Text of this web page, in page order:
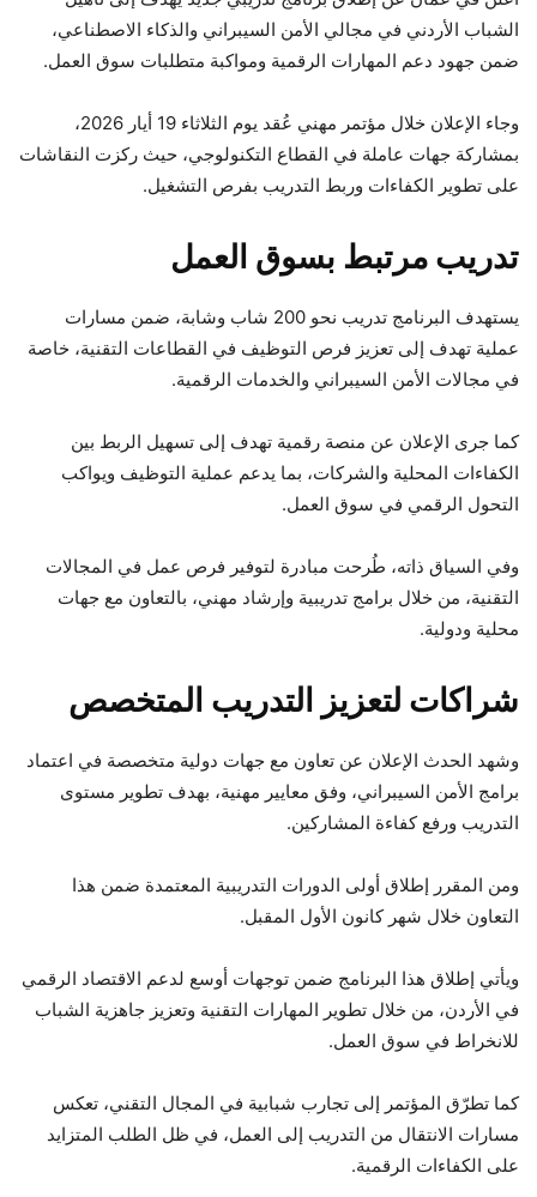
الشباب الأردني في مجالي الأمن السيبراني والذكاء الاصطناعي،
ضمن جهود دعم المهارات الرقمية ومواكبة متطلبات سوق العمل.
وجاء الإعلان خلال مؤتمر مهني عُقد يوم الثلاثاء 19 أيار 2026،
بمشاركة جهات عاملة في القطاع التكنولوجي، حيث ركزت النقاشات
على تطوير الكفاءات وربط التدريب بفرص التشغيل.
تدريب مرتبط بسوق العمل
يستهدف البرنامج تدريب نحو 200 شاب وشابة، ضمن مسارات
عملية تهدف إلى تعزيز فرص التوظيف في القطاعات التقنية، خاصة
في مجالات الأمن السيبراني والخدمات الرقمية.
كما جرى الإعلان عن منصة رقمية تهدف إلى تسهيل الربط بين
الكفاءات المحلية والشركات، بما يدعم عملية التوظيف ويواكب
التحول الرقمي في سوق العمل.
وفي السياق ذاته، طُرحت مبادرة لتوفير فرص عمل في المجالات
التقنية، من خلال برامج تدريبية وإرشاد مهني، بالتعاون مع جهات
محلية ودولية.
شراكات لتعزيز التدريب المتخصص
وشهد الحدث الإعلان عن تعاون مع جهات دولية متخصصة في اعتماد
برامج الأمن السيبراني، وفق معايير مهنية، بهدف تطوير مستوى
التدريب ورفع كفاءة المشاركين.
ومن المقرر إطلاق أولى الدورات التدريبية المعتمدة ضمن هذا
التعاون خلال شهر كانون الأول المقبل.
ويأتي إطلاق هذا البرنامج ضمن توجهات أوسع لدعم الاقتصاد الرقمي
في الأردن، من خلال تطوير المهارات التقنية وتعزيز جاهزية الشباب
للانخراط في سوق العمل.
كما تطرّق المؤتمر إلى تجارب شبابية في المجال التقني، تعكس
مسارات الانتقال من التدريب إلى العمل، في ظل الطلب المتزايد
على الكفاءات الرقمية.